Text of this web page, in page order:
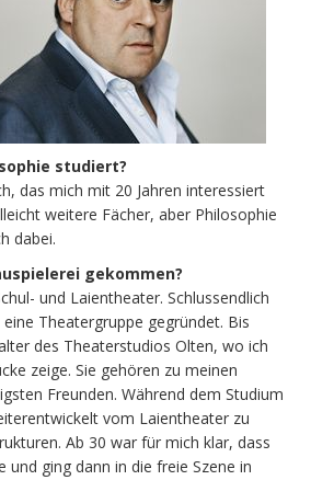
studiert?
das mich mit 20 Jahren interessiert
weitere Fächer, aber Philosophie
dabei.
gekommen?
und Laientheater. Schlussendlich
Theatergruppe gegründet. Bis
des Theaterstudios Olten, wo ich
zeige. Sie gehören zu meinen
Freunden. Während dem Studium
vom Laientheater zu
Ab 30 war für mich klar, dass
und ging dann in die freie Szene in